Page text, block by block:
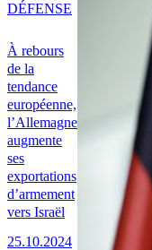
À rebours
de la
tendance
européenne,
l’Allemagne
augmente
ses
exportations
d’armement
vers Israël
25.10.2024
DÉFENSE